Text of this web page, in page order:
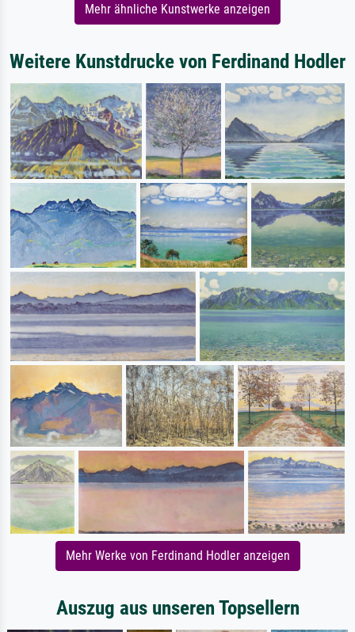
Mehr ähnliche Kunstwerke anzeigen
Weitere Kunstdrucke von Ferdinand Hodler
Mehr Werke von Ferdinand Hodler anzeigen
Auszug aus unseren Topsellern